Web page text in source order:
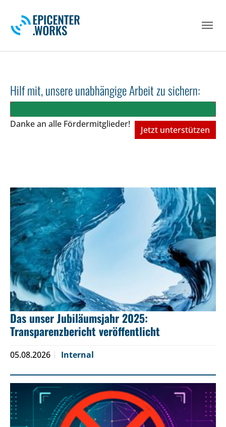
Hilf mit, unsere unabhängige Arbeit zu sichern:
Danke an alle Fördermitglieder!
Jetzt unterstützen
Das unser Jubiläumsjahr 2025:
Transparenzbericht veröffentlicht
05.08.2026 Internal